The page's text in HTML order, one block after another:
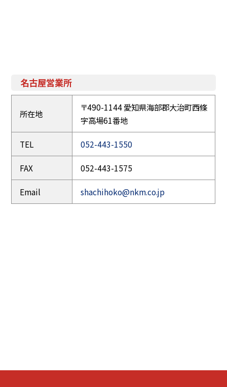
名古屋営業所
所在地
〒490-1144 愛知県海部郡大治町西條
字高場61番地
TEL 052-443-1550
FAX 052-443-1575
Email shachihoko@nkm.co.jp